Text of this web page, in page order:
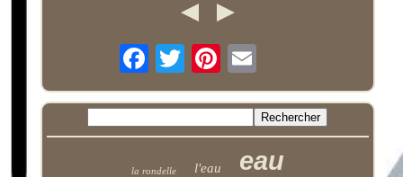
la rondelle l'eau eau